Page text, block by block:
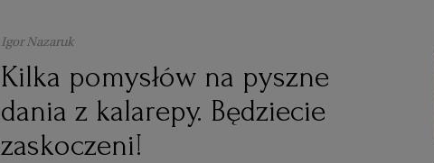
Igor Nazaruk
Kilka pomysłów na pyszne
dania z kalarepy. Będziecie
zaskoczeni!